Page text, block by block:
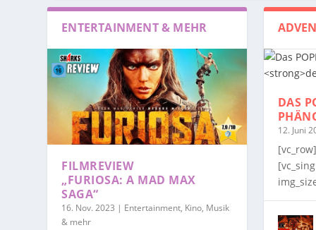
ENTERTAINMENT & MEHR
FILMREVIEW
„FURIOSA: A MAD MAX
SAGA“
16. Nov. 2023 | Entertainment, Kino, Musik
& mehr
DAS
12. Juni